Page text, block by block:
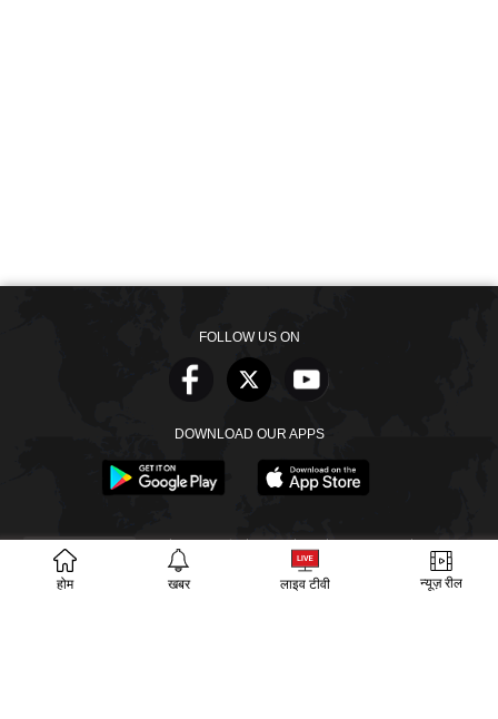
होम खबर लाइव टीवी न्यूज़ रील
FOLLOW US ON
DOWNLOAD OUR APPS
SECTIONS खबरें वेब स्टोरीज बायोग्राफी
ईपेपर गूगल समाचार